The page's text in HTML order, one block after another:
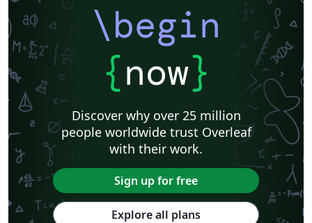
\begin
{now}
Discover why over 25 million
people worldwide trust Overleaf
with their work.
Sign up for free
Explore all plans